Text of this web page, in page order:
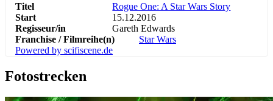
Titel
Rogue One: A Star Wars Story
Start
15.12.2016
Regisseur/in
Gareth Edwards
Franchise / Filmreihe(n)
Star Wars
Powered by scifiscene.de
Fotostrecken